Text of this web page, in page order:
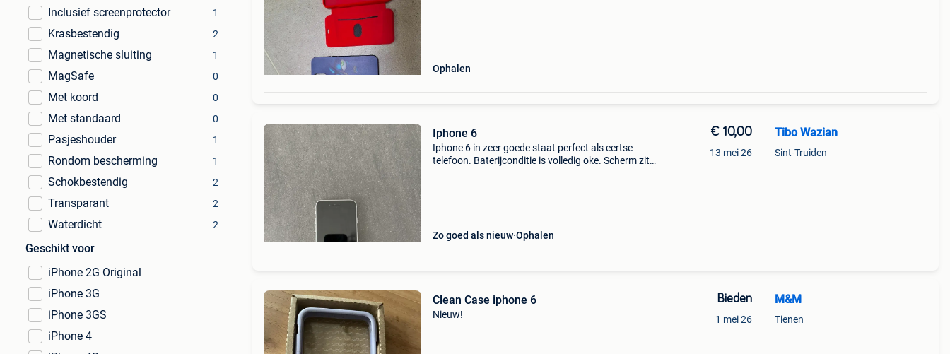
Inclusief screenprotector 1
Krasbestendig 2
Magnetische sluiting 1
MagSafe 0
Met koord 0
Met standaard 0
Pasjeshouder 1
Rondom bescherming 1
Schokbestendig 2
Transparant 2
Waterdicht 2
Geschikt voor
iPhone 2G Original
iPhone 3G
iPhone 3GS
iPhone 4
Ophalen
Iphone 6
Iphone 6 in zeer goede staat perfect als eertse
telefoon. Baterijconditie is volledig oke. Scherm zit
Zo goed als nieuw Ophalen
€ 10,00
13 mei 26
Tibo Wazian
Sint-Truiden
Clean Case iphone 6
Nieuw!
Bieden
1 mei 26
M&M
Tienen